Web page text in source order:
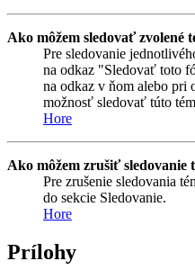
Ako môžem sledovať zvolené
Pre sledovanie
na odkaz "Sledovať toto
na odkaz v ňom alebo pri
možnosť sledovať túto
Hore
Ako môžem zrušiť sledovanie
Pre zrušenie sledovania
do sekcie Sledovanie.
Hore
Prílohy